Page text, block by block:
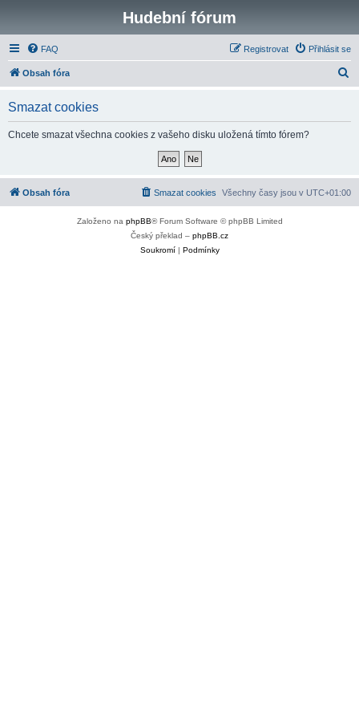
Hudební fórum
FAQ Přihlásit se
Registrovat
Obsah fóra
Smazat cookies
Chcete smazat všechna cookies z vašeho disku uložená tímto fórem?
Obsah fóra Všechny časy jsou v UTC+01:00
Smazat cookies
Založeno na phpBB® Forum Software © phpBB Limited
Český překlad – phpBB.cz
Soukromí| Podmínky